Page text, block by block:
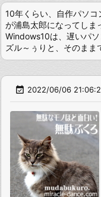
10年くらい、自作パソ
が浦島太郎になってしま
Windows10は、遅いパ
ズル～ぅりと、そのまま
 2022/06/06